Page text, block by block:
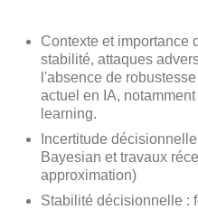
Contexte et importance
stabilité, attaques
l'absence de
actuel en IA,
learning.
Incertitude
Bayesian et travaux
approximation)
Stabilité décisionnelle :